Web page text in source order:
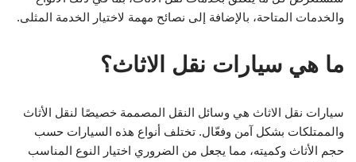
والخدمات المتاحة، بالإضافة إلى نصائح مهمة لاختيار الخدمة المثلى.
ما هي سيارات نقل الاثاث؟
سيارات نقل الاثاث هي وسائل النقل المصممة خصيصًا لنقل الأثاث
والممتلكات بشكل آمن وفعّال. تختلف أنواع هذه السيارات حسب
حجم الأثاث وكميته، مما يجعل من الضروري اختيار النوع المناسب